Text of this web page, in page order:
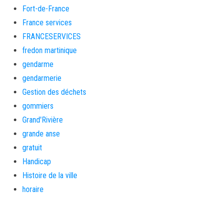
Fort-de-France
France services
FRANCESERVICES
fredon martinique
gendarme
gendarmerie
Gestion des déchets
gommiers
Grand'Rivière
grande anse
gratuit
Handicap
Histoire de la ville
horaire